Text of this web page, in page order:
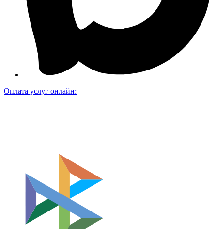
Оплата услуг онлайн: